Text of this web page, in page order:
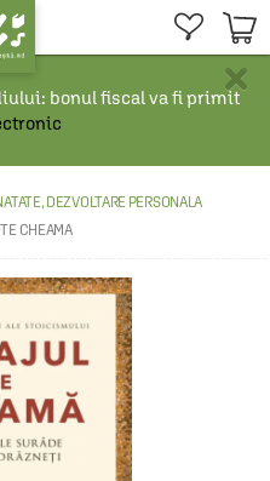
×
bonul fiscal va fi primit
DEZVOLTARE PERSONALA
CHEAMA